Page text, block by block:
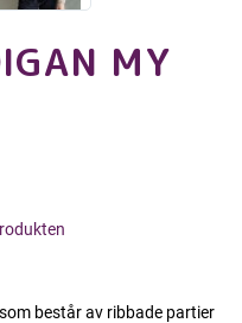
MY
består av ribbade partier